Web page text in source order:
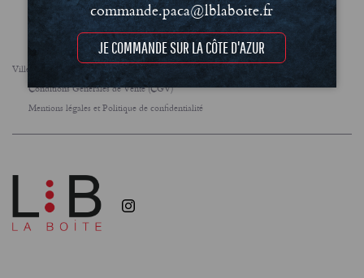
Villes Le concept
Notre engagement RSE
Conditions Générales de Vente (CGV)
Mentions légales et Politique de confidentialité
commande.paca@lblaboite.fr
JE COMMANDE SUR LA CÔTE D'AZUR